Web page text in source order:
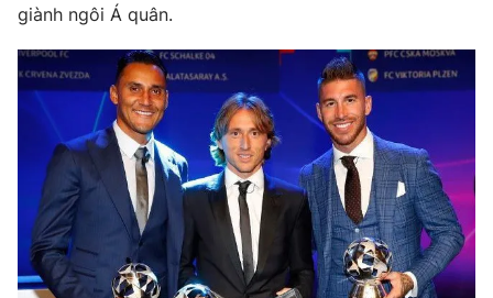
VTV Money
VTV Sức khoẻ Bất động sản
Thị trường 24h Tấm lòng Việt
VTV4 Vươn mình bằng AI
VTV9 VTV8
giành ngôi Á quân.